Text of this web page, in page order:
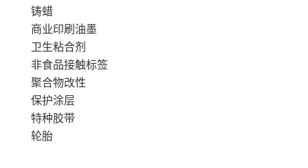
铸蜡
商业印刷油墨
卫生粘合剂
非食品接触标签
聚合物改性
保护涂层
特种胶带
轮胎